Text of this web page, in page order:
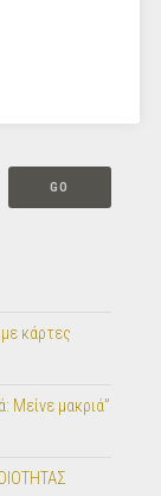
κάρτες
Μείνε μακριά”